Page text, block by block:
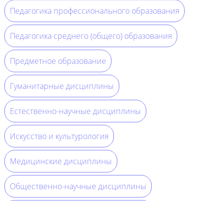
Педагогика профессионального образования
Педагогика среднего (общего) образования
Предметное образование
Гуманитарные дисциплины
Естественно-научные дисциплины
Искусство и культурология
Медицинские дисциплины
Общественно-научные дисциплины